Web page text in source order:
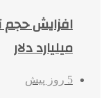
میلیارد دلار
5 روز پیش